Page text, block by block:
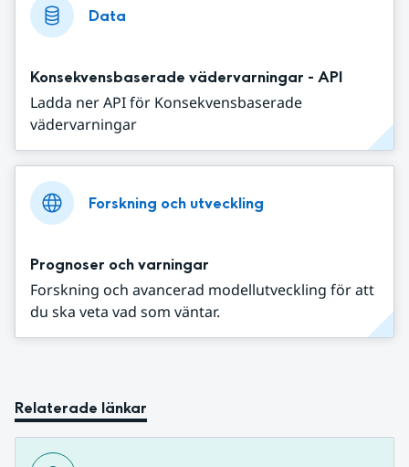
Data
Konsekvensbaserade vädervarningar - API
Ladda ner API för Konsekvensbaserade
vädervarningar
Forskning och utveckling
Prognoser och varningar
Forskning och avancerad modellutveckling för att
du ska veta vad som väntar.
Relaterade länkar